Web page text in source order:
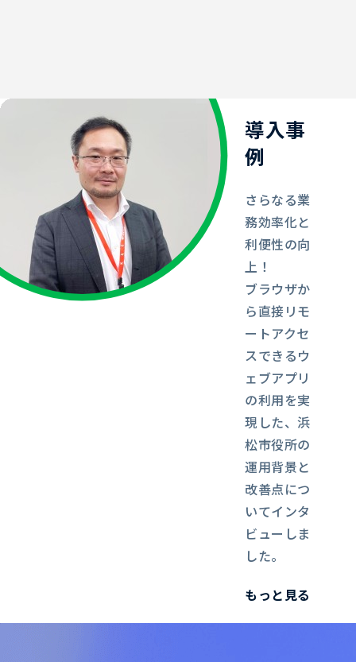
導入事
例
さらなる業
務効率化と
利便性の向
上！
ブラウザか
ら直接リモ
ートアクセ
スできるウ
ェブアプリ
の利用を実
現した、浜
松市役所の
運用背景と
改善点につ
いてインタ
ビューしま
した。
もっと見る